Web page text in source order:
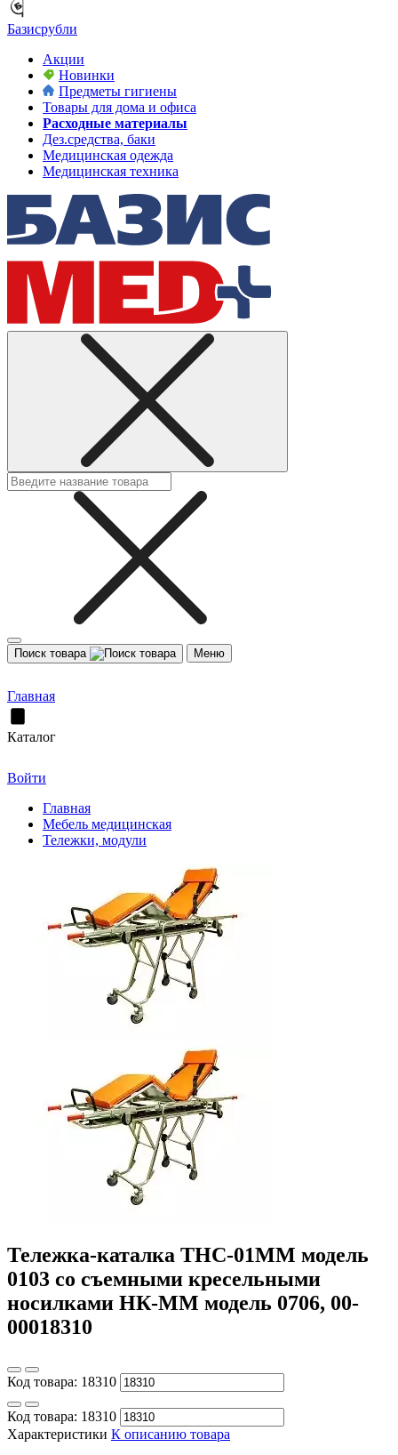
Базисрубли
Акции
Новинки
Предметы гигиены
Товары для дома и офиса
Расходные материалы
Дез.средства, баки
Медицинская одежда
Медицинская техника
Поиск товара Меню
Главная
Каталог
Войти
Главная
Мебель медицинская
Тележки, модули
Тележка-каталка ТНС-01ММ модель
0103 со съемными кресельными
носилками НК-ММ модель 0706, 00-
00018310
Код товара: 18310
Код товара: 18310
Характеристики К описанию товара